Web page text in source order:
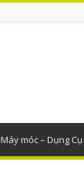
Máy móc – Dụng Cụ